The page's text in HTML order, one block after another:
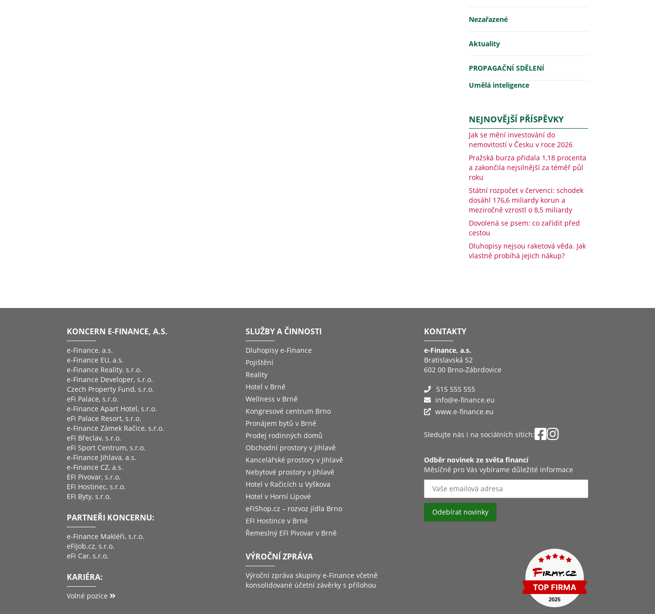
Nezařazené
Aktuality
PROPAGAČNÍ SDĚLENÍ
Umělá inteligence
NEJNOVĚJŠÍ PŘÍSPĚVKY
Jak se mění investování do
nemovitostí v Česku v roce 2026
Pražská burza přidala 1,18 procenta
a zakončila nejsilnější za téměř půl
roku
Státní rozpočet v červenci: schodek
dosáhl 176,6 miliardy korun a
meziročně vzrostl o 8,5 miliardy
Dovolená se psem: co zařídit před
cestou
Dluhopisy nejsou raketová věda. Jak
vlastně probíhá jejich nákup?
KONCERN E-FINANCE, A.S.
e-Finance, a.s.
e-Finance EU, a.s.
e-Finance Reality, s.r.o.
e-Finance Developer, s.r.o.
Czech Property Fund, s.r.o.
eFi Palace, s.r.o.
e-Finance Apart Hotel, s.r.o.
eFi Palace Resort, s.r.o.
e-Finance Zámek Račice, s.r.o.
eFi Břeclav, s.r.o.
eFi Sport Centrum, s.r.o.
e-Finance Jihlava, a.s.
e-Finance CZ, a.s.
EFI Pivovar, s.r.o.
EFI Hostinec, s.r.o.
EFI Byty, s.r.o.
PARTNEŘI KONCERNU:
e-Finance Makléři, s.r.o.
eFiJob.cz, s.r.o.
eFi Car, s.r.o.
KARIÉRA:
Volné pozice
SLUŽBY A ČINNOSTI
Dluhopisy e-Finance
Pojištění
Reality
Hotel v Brně
Wellness v Brně
Kongresové centrum Brno
Pronájem bytů v Brně
Prodej rodinných domů
Obchodní prostory v Jihlavě
Kancelářské prostory v Jihlavě
Nebytové prostory v Jihlavě
Hotel v Račicích u Vyškova
Hotel v Horní Lipové
eFiShop.cz – rozvoz jídla Brno
EFI Hostince v Brně
Řemeslný EFI Pivovar v Brně
VÝROČNÍ ZPRÁVA
Výroční zpráva skupiny e-Finance včetně
konsolidované účetní závěrky s přílohou
KONTAKTY
e-Finance, a.s.
Bratislavská 52
602 00 Brno-Zábrdovice
515 555 555
info@e-finance.eu
www.e-finance.eu
Sledujte nás i na sociálních sítích:
Odběr novinek ze světa financí
Měsíčně pro Vás vybírame důležité informace